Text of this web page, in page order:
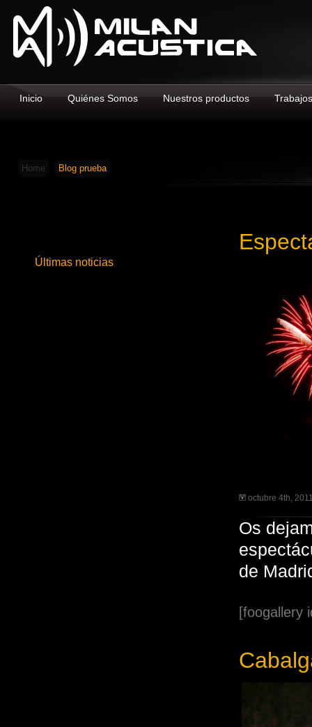
Inicio Quiénes Somos Nuestros productos Trabajos
Home Blog prueba
Últimas noticias
octubre 4th,
Os
de
[foogallery